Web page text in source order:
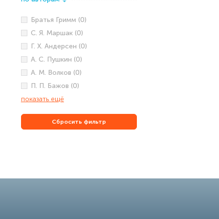
Братья Гримм (0)
С. Я. Маршак (0)
Г. Х. Андерсен (0)
А. С. Пушкин (0)
А. М. Волков (0)
П. П. Бажов (0)
показать ещё
Сбросить фильтр